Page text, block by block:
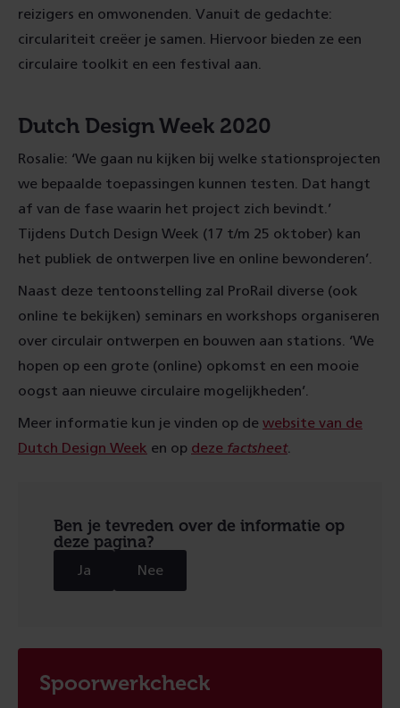
reizigers en omwonenden. Vanuit de gedachte:
circulariteit creëer je samen. Hiervoor bieden ze een
circulaire toolkit en een festival aan.
Dutch Design Week 2020
Rosalie: ‘We gaan nu kijken bij welke stationsprojecten
we bepaalde toepassingen kunnen testen. Dat hangt
af van de fase waarin het project zich bevindt.’
Tijdens Dutch Design Week (17 t/m 25 oktober) kan
het publiek de ontwerpen live en online bewonderen’.
Naast deze tentoonstelling zal ProRail diverse (ook
online te bekijken) seminars en workshops organiseren
over circulair ontwerpen en bouwen aan stations. ‘We
hopen op een grote (online) opkomst en een mooie
oogst aan nieuwe circulaire mogelijkheden’.
Meer informatie kun je vinden op de website van de
Dutch Design Week en op deze factsheet.
Ben je tevreden over de informatie op
deze pagina?
Ja Nee
Spoorwerkcheck